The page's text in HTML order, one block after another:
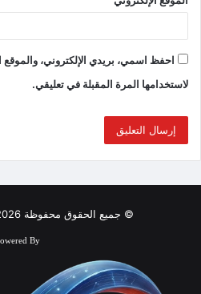
احفظ اسمي، بريدي الإلكتروني، والموقع
لاستخدامها المرة المقبلة في تعليقي.
© جميع الحقوق محفوظة 2026, جريدة كلمة العرب